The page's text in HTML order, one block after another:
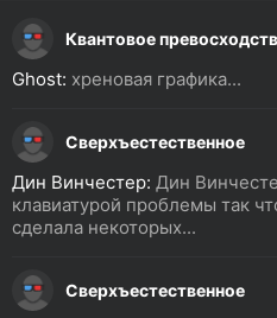
Квантовое
Ghost: хреновая графика...
Сверхъестественное
Дин Винчестер: Дин
клавиатурой проблемы так
сделала некоторых...
Сверхъестественное